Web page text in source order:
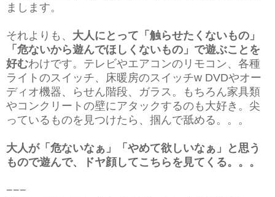
まします。
それよりも、 大人にとって「触らせたくないもの」
「危ないから遊んでほしくないもの」で遊ぶことを
好むわけです。テレビやエアコンのリモコン、各種
ライトのスイッチ、床暖房のスイッチw DVDやオー
ディオ機器、らせん階段、ガラス。もちろん家具類
やコンクリートの壁にアタックするのも大好き。尖
っているものを見つけたら、掴んで舐める。。。
大人が「危ないなぁ」「やめて欲しいなぁ」と思う
もので遊んで、ドヤ顔してこちらを見てくる。。。
−−−